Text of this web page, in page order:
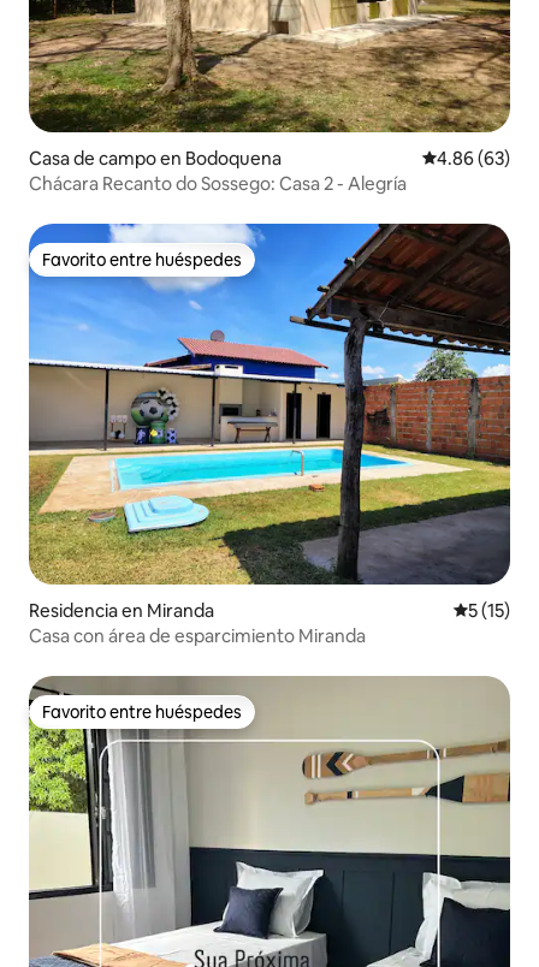
Casa de campo en Bodoquena Calificación
4.86 (63)
Chácara Recanto do Sossego: Casa 2 - Alegría
Favorito entre huéspedes
Favorito entre huéspedes
Residencia en Miranda
5 (15)
Casa con área de esparcimiento Miranda
Favorito entre huéspedes
Favorito entre huéspedes